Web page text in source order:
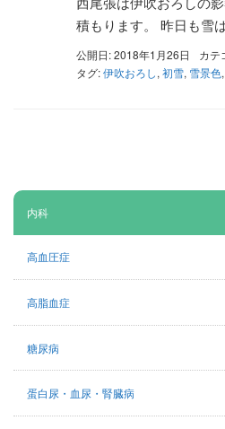
積もります。 昨日も雪
公開日: 2018年1月26日 カテ
タグ:伊吹おろし, 初雪, 雪景色,
内科
高血圧症
高脂血症
糖尿病
蛋白尿・血尿・腎臓病